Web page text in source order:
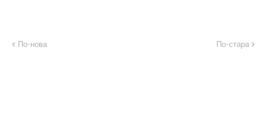
По-нова По-стара